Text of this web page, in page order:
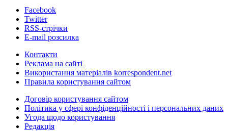
Facebook
Twitter
RSS-стрічки
E-mail розсилка
Контакти
Реклама на сайті
Використання матеріалів korrespondent.net
Правила користування сайтом
Договір користування сайтом
Політика у сфері конфіденційності і персональних даних
Угода щодо користування
Редакція